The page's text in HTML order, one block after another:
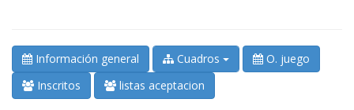
Información general Cuadros
O. juego
Inscritos
listas aceptacion